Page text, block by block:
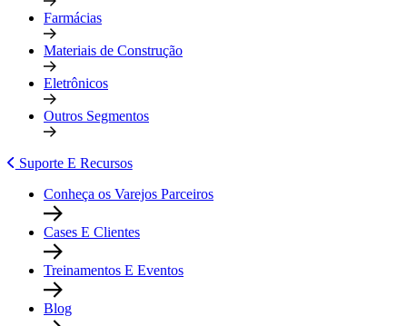
Farmácias
Materiais de Construção
Eletrônicos
Outros Segmentos
Suporte E Recursos
Conheça os Varejos Parceiros
Cases E Clientes
Treinamentos E Eventos
Blog